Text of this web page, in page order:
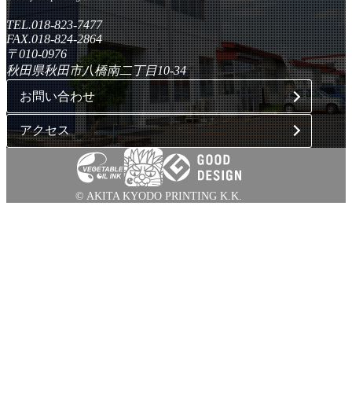
TEL.018-823-7477
FAX.018-824-2864
〒010-0976
秋田県秋田市八橋南二丁目10-34
お問い合わせ
アクセス
© AKITA KYODO PRINTING K.K.